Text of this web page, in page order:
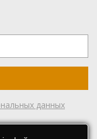
данных